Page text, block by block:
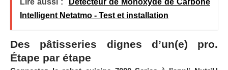
Lire aussi :
Détecteur de Monoxyde de Carbone
Intelligent Netatmo - Test et installation
Des pâtisseries dignes d’un(e) pro.
Étape par étape